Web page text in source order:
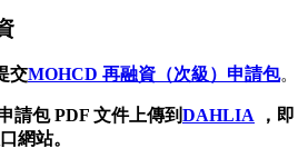
交MOHCD 再融資（次級）申請包。
請包 PDF 文件上傳到DAHLIA
，即
網站。